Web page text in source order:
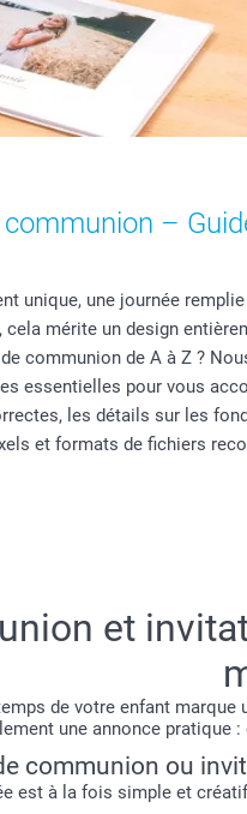
–
unique, une journée
mérite un design
communion de A à Z ?
essentielles pour vous
les détails sur les
et formats de fichiers
et
de votre enfant
une annonce
communion ou
est à la fois simple et